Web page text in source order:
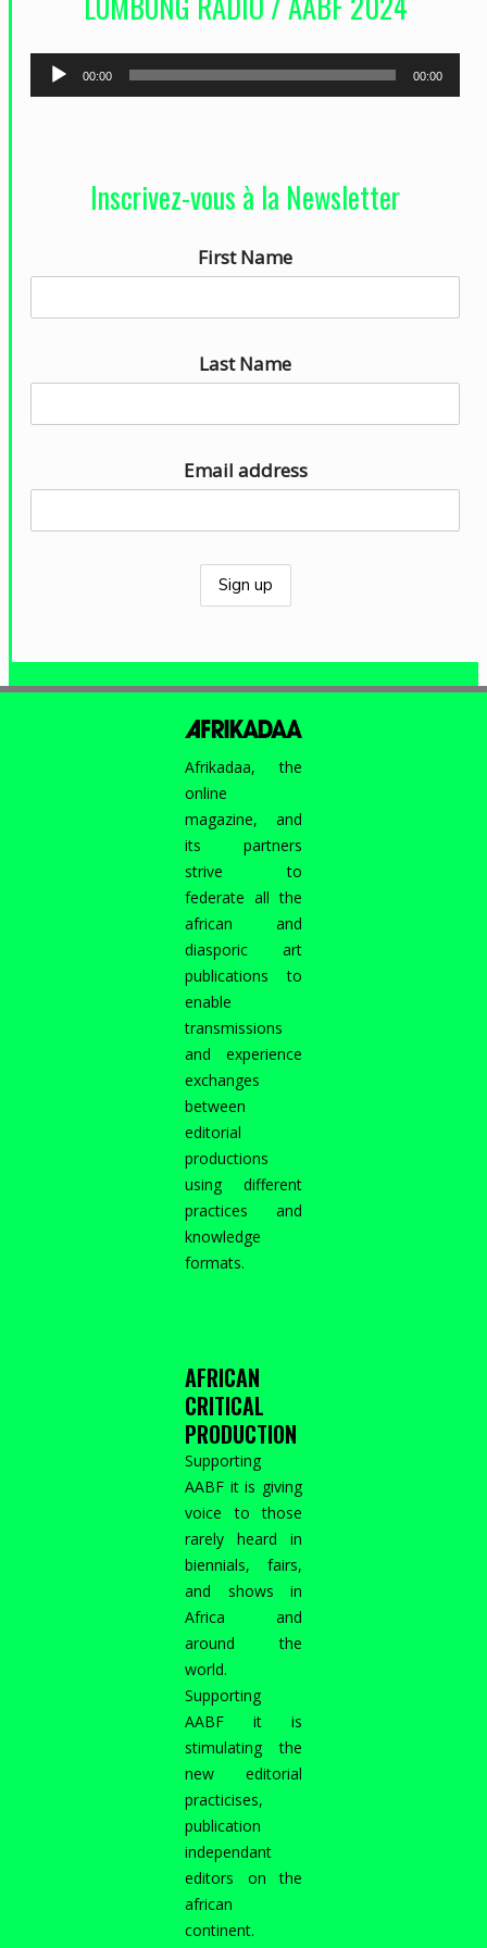
é
L
e
e
r
d
o
00:00 00:00
Inscrivez-vous à la Newsletter
First Name
Last Name
Email address
Afrikadaa, the
online
magazine, and
its partners
strive to
federate all the
african and
diasporic art
publications to
enable
transmissions
and experience
exchanges
between
editorial
productions
using different
practices and
knowledge
formats.
AFRICAN
CRITICAL
PRODUCTION
Supporting
AABF it is giving
voice to those
rarely heard in
biennials, fairs,
and shows in
Africa and
around the
world.
Supporting
AABF it is
stimulating the
new editorial
practicises,
publication
independant
editors on the
african
continent.